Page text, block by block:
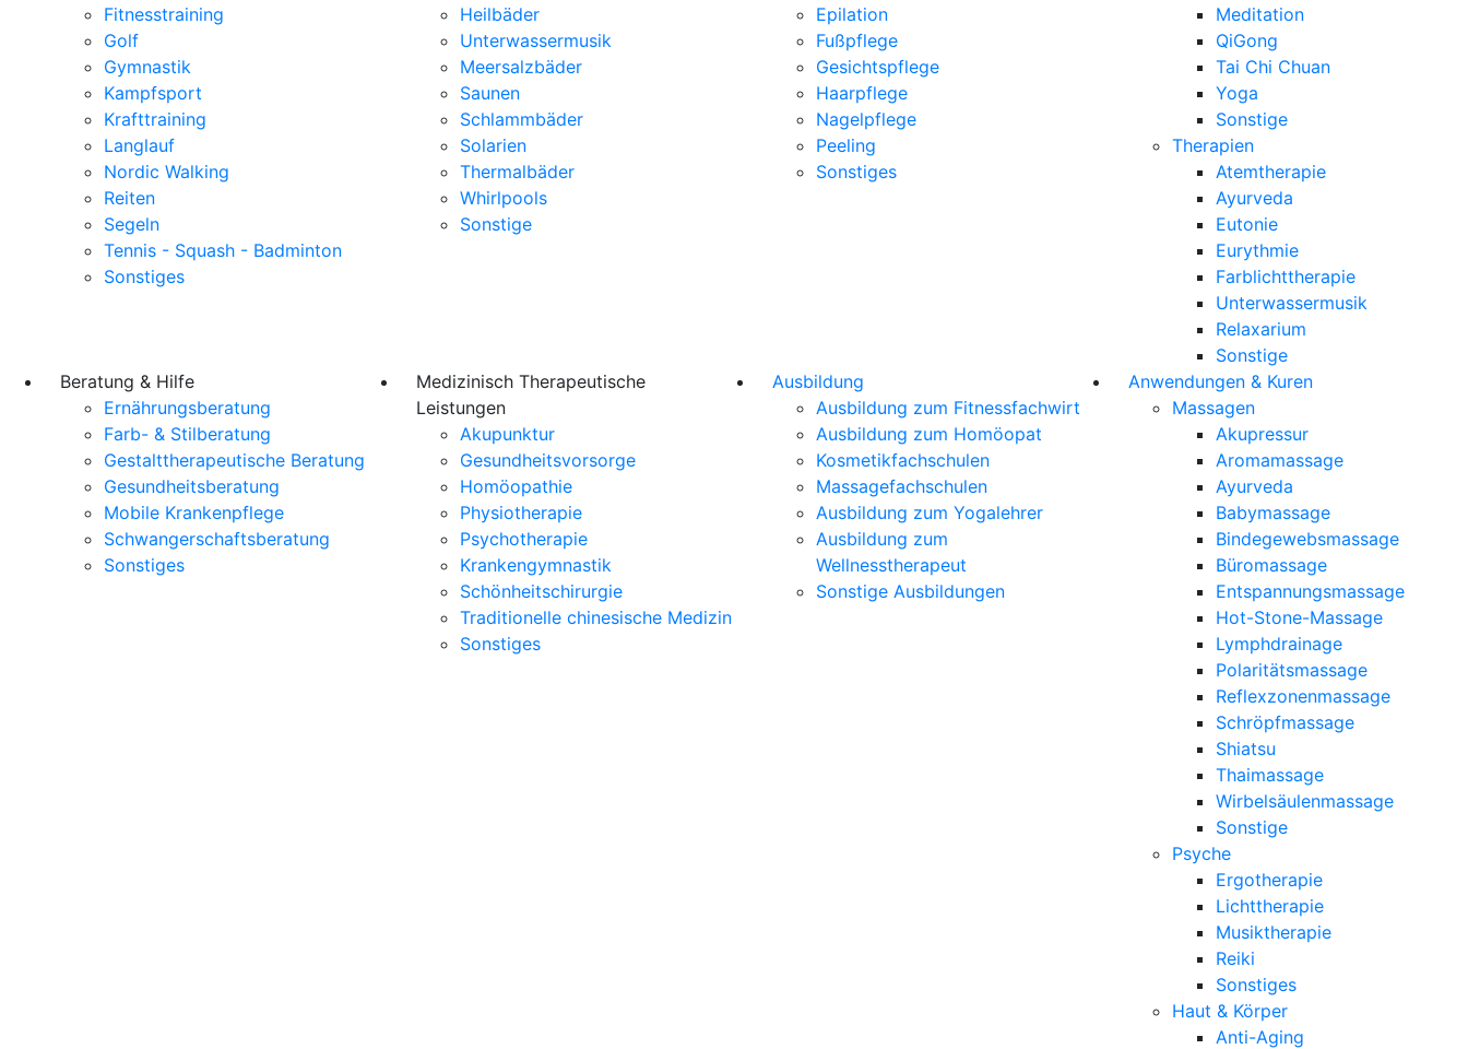
Fitnesstraining
Golf
Gymnastik
Kampfsport
Krafttraining
Langlauf
Nordic Walking
Reiten
Segeln
Tennis - Squash - Badminton
Sonstiges
Heilbäder
Unterwassermusik
Meersalzbäder
Saunen
Schlammbäder
Solarien
Thermalbäder
Whirlpools
Sonstige
Epilation
Fußpflege
Gesichtspflege
Haarpflege
Nagelpflege
Peeling
Sonstiges
Meditation
QiGong
Tai Chi Chuan
Yoga
Sonstige
Therapien
Atemtherapie
Ayurveda
Eutonie
Eurythmie
Farblichttherapie
Unterwassermusik
Relaxarium
Sonstige
Beratung & Hilfe
Ernährungsberatung
Farb- & Stilberatung
Gestalttherapeutische Beratung
Gesundheitsberatung
Mobile Krankenpflege
Schwangerschaftsberatung
Sonstiges
Medizinisch Therapeutische
Leistungen
Akupunktur
Gesundheitsvorsorge
Homöopathie
Physiotherapie
Psychotherapie
Krankengymnastik
Schönheitschirurgie
Traditionelle chinesische Medizin
Sonstiges
Ausbildung
Ausbildung zum Fitnessfachwirt
Ausbildung zum Homöopat
Kosmetikfachschulen
Massagefachschulen
Ausbildung zum Yogalehrer
Ausbildung zum
Wellnesstherapeut
Sonstige Ausbildungen
Anwendungen & Kuren
Massagen
Akupressur
Aromamassage
Ayurveda
Babymassage
Bindegewebsmassage
Büromassage
Entspannungsmassage
Hot-Stone-Massage
Lymphdrainage
Polaritätsmassage
Reflexzonenmassage
Schröpfmassage
Shiatsu
Thaimassage
Wirbelsäulenmassage
Sonstige
Psyche
Ergotherapie
Lichttherapie
Musiktherapie
Reiki
Sonstiges
Haut & Körper
Anti-Aging